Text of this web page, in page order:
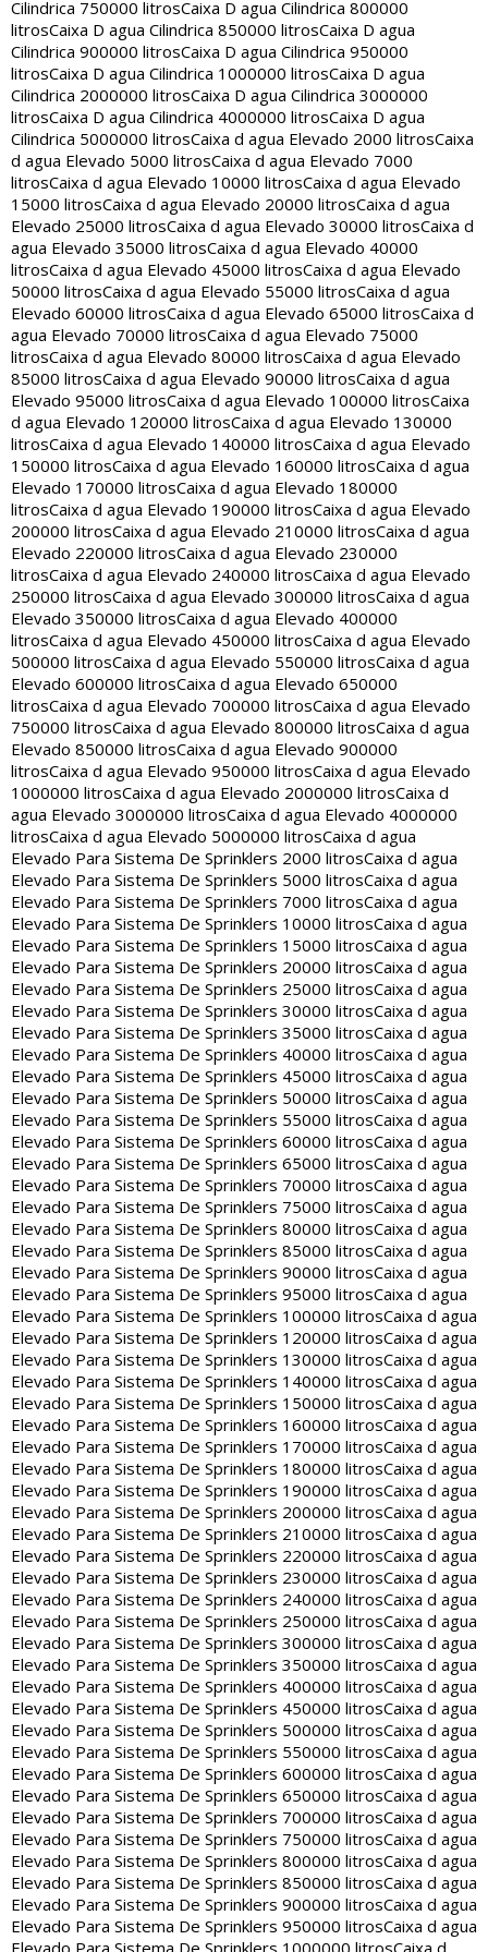
Cilindrica 750000 litrosCaixa D agua Cilindrica 800000
litrosCaixa D agua Cilindrica 850000 litrosCaixa D agua
Cilindrica 900000 litrosCaixa D agua Cilindrica 950000
litrosCaixa D agua Cilindrica 1000000 litrosCaixa D agua
Cilindrica 2000000 litrosCaixa D agua Cilindrica 3000000
litrosCaixa D agua Cilindrica 4000000 litrosCaixa D agua
Cilindrica 5000000 litrosCaixa d agua Elevado 2000 litrosCaixa
d agua Elevado 5000 litrosCaixa d agua Elevado 7000
litrosCaixa d agua Elevado 10000 litrosCaixa d agua Elevado
15000 litrosCaixa d agua Elevado 20000 litrosCaixa d agua
Elevado 25000 litrosCaixa d agua Elevado 30000 litrosCaixa d
agua Elevado 35000 litrosCaixa d agua Elevado 40000
litrosCaixa d agua Elevado 45000 litrosCaixa d agua Elevado
50000 litrosCaixa d agua Elevado 55000 litrosCaixa d agua
Elevado 60000 litrosCaixa d agua Elevado 65000 litrosCaixa d
agua Elevado 70000 litrosCaixa d agua Elevado 75000
litrosCaixa d agua Elevado 80000 litrosCaixa d agua Elevado
85000 litrosCaixa d agua Elevado 90000 litrosCaixa d agua
Elevado 95000 litrosCaixa d agua Elevado 100000 litrosCaixa
d agua Elevado 120000 litrosCaixa d agua Elevado 130000
litrosCaixa d agua Elevado 140000 litrosCaixa d agua Elevado
150000 litrosCaixa d agua Elevado 160000 litrosCaixa d agua
Elevado 170000 litrosCaixa d agua Elevado 180000
litrosCaixa d agua Elevado 190000 litrosCaixa d agua Elevado
200000 litrosCaixa d agua Elevado 210000 litrosCaixa d agua
Elevado 220000 litrosCaixa d agua Elevado 230000
litrosCaixa d agua Elevado 240000 litrosCaixa d agua Elevado
250000 litrosCaixa d agua Elevado 300000 litrosCaixa d agua
Elevado 350000 litrosCaixa d agua Elevado 400000
litrosCaixa d agua Elevado 450000 litrosCaixa d agua Elevado
500000 litrosCaixa d agua Elevado 550000 litrosCaixa d agua
Elevado 600000 litrosCaixa d agua Elevado 650000
litrosCaixa d agua Elevado 700000 litrosCaixa d agua Elevado
750000 litrosCaixa d agua Elevado 800000 litrosCaixa d agua
Elevado 850000 litrosCaixa d agua Elevado 900000
litrosCaixa d agua Elevado 950000 litrosCaixa d agua Elevado
1000000 litrosCaixa d agua Elevado 2000000 litrosCaixa d
agua Elevado 3000000 litrosCaixa d agua Elevado 4000000
litrosCaixa d agua Elevado 5000000 litrosCaixa d agua
Elevado Para Sistema De Sprinklers 2000 litrosCaixa d agua
Elevado Para Sistema De Sprinklers 5000 litrosCaixa d agua
Elevado Para Sistema De Sprinklers 7000 litrosCaixa d agua
Elevado Para Sistema De Sprinklers 10000 litrosCaixa d agua
Elevado Para Sistema De Sprinklers 15000 litrosCaixa d agua
Elevado Para Sistema De Sprinklers 20000 litrosCaixa d agua
Elevado Para Sistema De Sprinklers 25000 litrosCaixa d agua
Elevado Para Sistema De Sprinklers 30000 litrosCaixa d agua
Elevado Para Sistema De Sprinklers 35000 litrosCaixa d agua
Elevado Para Sistema De Sprinklers 40000 litrosCaixa d agua
Elevado Para Sistema De Sprinklers 45000 litrosCaixa d agua
Elevado Para Sistema De Sprinklers 50000 litrosCaixa d agua
Elevado Para Sistema De Sprinklers 55000 litrosCaixa d agua
Elevado Para Sistema De Sprinklers 60000 litrosCaixa d agua
Elevado Para Sistema De Sprinklers 65000 litrosCaixa d agua
Elevado Para Sistema De Sprinklers 70000 litrosCaixa d agua
Elevado Para Sistema De Sprinklers 75000 litrosCaixa d agua
Elevado Para Sistema De Sprinklers 80000 litrosCaixa d agua
Elevado Para Sistema De Sprinklers 85000 litrosCaixa d agua
Elevado Para Sistema De Sprinklers 90000 litrosCaixa d agua
Elevado Para Sistema De Sprinklers 95000 litrosCaixa d agua
Elevado Para Sistema De Sprinklers 100000 litrosCaixa d agua
Elevado Para Sistema De Sprinklers 120000 litrosCaixa d agua
Elevado Para Sistema De Sprinklers 130000 litrosCaixa d agua
Elevado Para Sistema De Sprinklers 140000 litrosCaixa d agua
Elevado Para Sistema De Sprinklers 150000 litrosCaixa d agua
Elevado Para Sistema De Sprinklers 160000 litrosCaixa d agua
Elevado Para Sistema De Sprinklers 170000 litrosCaixa d agua
Elevado Para Sistema De Sprinklers 180000 litrosCaixa d agua
Elevado Para Sistema De Sprinklers 190000 litrosCaixa d agua
Elevado Para Sistema De Sprinklers 200000 litrosCaixa d agua
Elevado Para Sistema De Sprinklers 210000 litrosCaixa d agua
Elevado Para Sistema De Sprinklers 220000 litrosCaixa d agua
Elevado Para Sistema De Sprinklers 230000 litrosCaixa d agua
Elevado Para Sistema De Sprinklers 240000 litrosCaixa d agua
Elevado Para Sistema De Sprinklers 250000 litrosCaixa d agua
Elevado Para Sistema De Sprinklers 300000 litrosCaixa d agua
Elevado Para Sistema De Sprinklers 350000 litrosCaixa d agua
Elevado Para Sistema De Sprinklers 400000 litrosCaixa d agua
Elevado Para Sistema De Sprinklers 450000 litrosCaixa d agua
Elevado Para Sistema De Sprinklers 500000 litrosCaixa d agua
Elevado Para Sistema De Sprinklers 550000 litrosCaixa d agua
Elevado Para Sistema De Sprinklers 600000 litrosCaixa d agua
Elevado Para Sistema De Sprinklers 650000 litrosCaixa d agua
Elevado Para Sistema De Sprinklers 700000 litrosCaixa d agua
Elevado Para Sistema De Sprinklers 750000 litrosCaixa d agua
Elevado Para Sistema De Sprinklers 800000 litrosCaixa d agua
Elevado Para Sistema De Sprinklers 850000 litrosCaixa d agua
Elevado Para Sistema De Sprinklers 900000 litrosCaixa d agua
Elevado Para Sistema De Sprinklers 950000 litrosCaixa d agua